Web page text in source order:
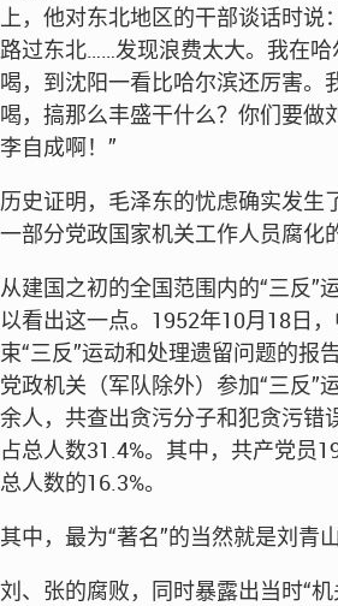
上，他对东北地区的干部谈话时说
路过东北……发现浪费太大。我在
喝，到沈阳一看比哈尔滨还厉害。
喝，搞那么丰盛干什么？你们要做
李自成啊！”
历史证明，毛泽东的忧虑确实发生
一部分党政国家机关工作人员腐化
从建国之初的全国范围内的“三反”
以看出这一点。1952年10月18日
束“三反”运动和处理遗留问题的报
党政机关（军队除外）参加“三反”
余人，共查出贪污分子和犯贪污错
占总人数31.4%。其中，共产党员
总人数的16.3%。
其中，最为“著名”的当然就是刘青
刘、张的腐败，同时暴露出当时“